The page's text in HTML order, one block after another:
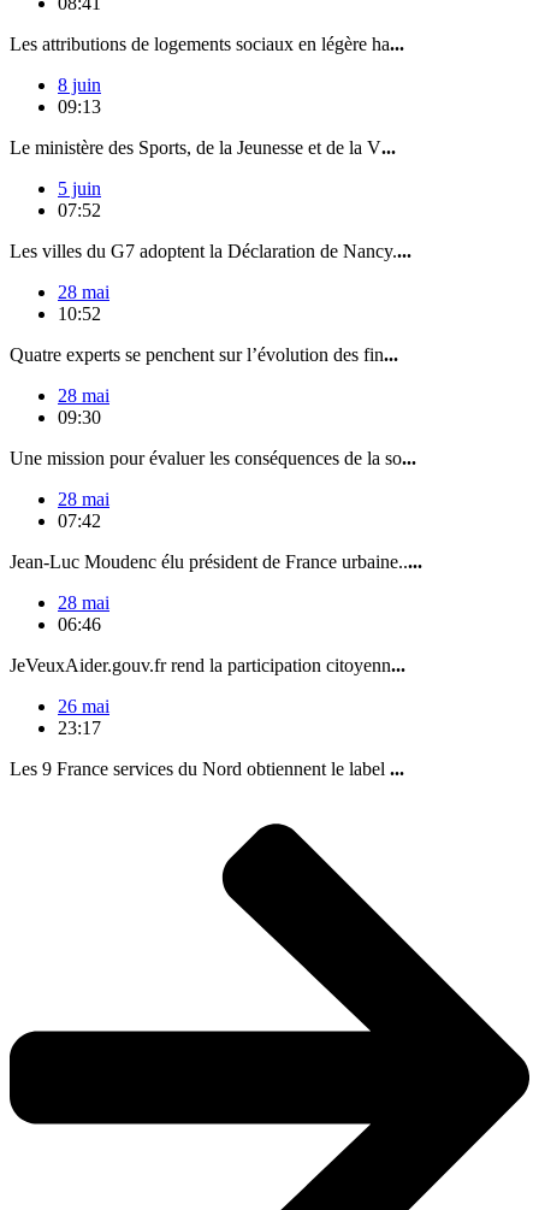
Les attributions de logements sociaux en légère ha...
8 juin
09:13
Le ministère des Sports, de la Jeunesse et de la V...
5 juin
07:52
Les villes du G7 adoptent la Déclaration de Nancy....
28 mai
10:52
Quatre experts se penchent sur l’évolution des fin...
28 mai
09:30
Une mission pour évaluer les conséquences de la so...
28 mai
07:42
Jean-Luc Moudenc élu président de France urbaine.....
28 mai
06:46
JeVeuxAider.gouv.fr rend la participation citoyenn...
26 mai
23:17
Les 9 France services du Nord obtiennent le label ...